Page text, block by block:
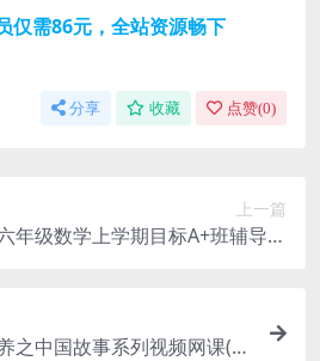
仅需86元，全站资源畅下
分享 收藏 点赞(0)
上一篇
年级数学上学期目标A+班辅导视
之中国故事系列视频网课(含